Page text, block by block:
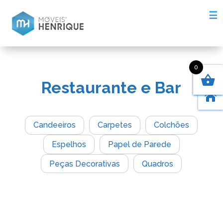
☰
Restaurante e Bar
Candeeiros Carpetes Colchões
Espelhos Papel de Parede
Peças Decorativas Quadros

0